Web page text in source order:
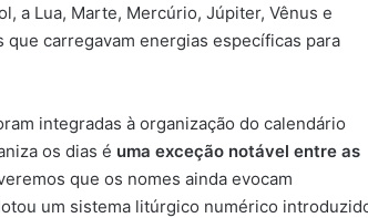
a Lua, Marte, Mercúrio, Júpiter, Vênus e
que carregavam energias específicas para
integradas à organização do calendário
os dias é uma exceção notável entre as
que os nomes ainda evocam
um sistema litúrgico numérico